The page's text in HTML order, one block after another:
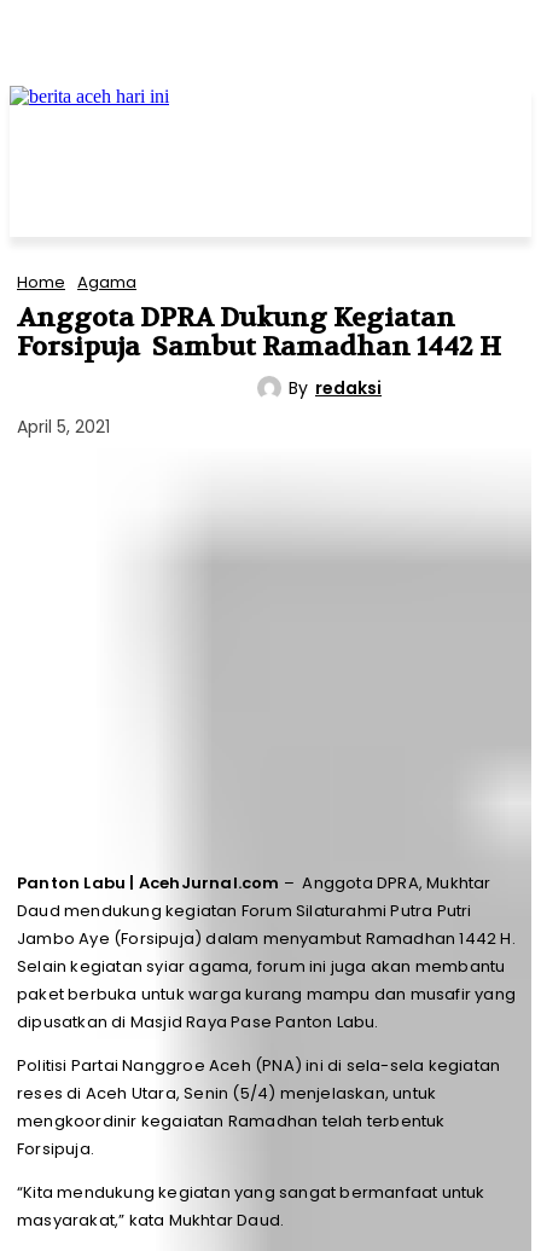
Home Agama
Anggota DPRA Dukung Kegiatan
Forsipuja Sambut Ramadhan 1442 H
By redaksi
April 5, 2021
Panton Labu | AcehJurnal.com – Anggota DPRA, Mukhtar
Daud mendukung kegiatan Forum Silaturahmi Putra Putri
Jambo Aye (Forsipuja) dalam menyambut Ramadhan 1442 H.
Selain kegiatan syiar agama, forum ini juga akan membantu
paket berbuka untuk warga kurang mampu dan musafir yang
dipusatkan di Masjid Raya Pase Panton Labu.
Politisi Partai Nanggroe Aceh (PNA) ini di sela-sela kegiatan
reses di Aceh Utara, Senin (5/4) menjelaskan, untuk
mengkoordinir kegaiatan Ramadhan telah terbentuk
Forsipuja.
“Kita mendukung kegiatan yang sangat bermanfaat untuk
masyarakat,” kata Mukhtar Daud.